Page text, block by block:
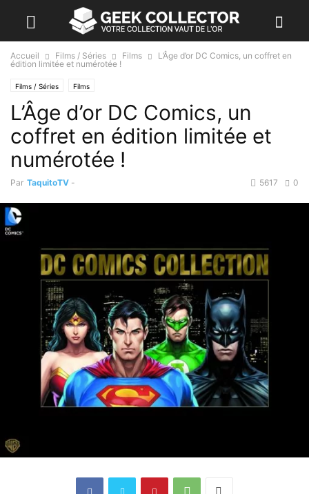
Accueil Films / Séries Films
L’Âge d’or DC Comics, un coffret en
édition limitée et numérotée !
Films / Séries Films
L’Âge d’or DC Comics, un
coffret en édition limitée et
numérotée !
Par TaquitoTV - 0
5617